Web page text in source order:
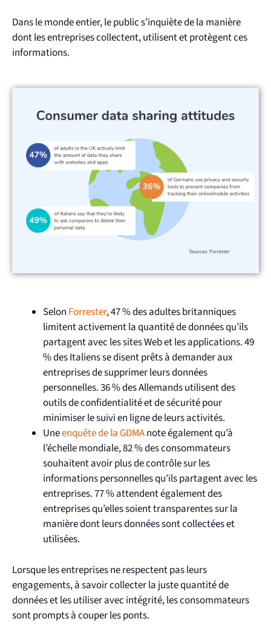
Dans le monde entier, le public s’inquiète de la manière
dont les entreprises collectent, utilisent et protègent ces
informations.
Selon Forrester, 47 % des adultes britanniques
limitent activement la quantité de données qu’ils
partagent avec les sites Web et les applications. 49
% des Italiens se disent prêts à demander aux
entreprises de supprimer leurs données
personnelles. 36 % des Allemands utilisent des
outils de confidentialité et de sécurité pour
minimiser le suivi en ligne de leurs activités.
Uneenquête de la GDMAnote également qu’à
l’échelle mondiale, 82 % des consommateurs
souhaitent avoir plus de contrôle sur les
informations personnelles qu’ils partagent avec les
entreprises. 77 % attendent également des
entreprises qu’elles soient transparentes sur la
manière dont leurs données sont collectées et
utilisées.
Lorsque les entreprises ne respectent pas leurs
engagements, à savoir collecter la juste quantité de
données et les utiliser avec intégrité, les consommateurs
sont prompts à couper les ponts.